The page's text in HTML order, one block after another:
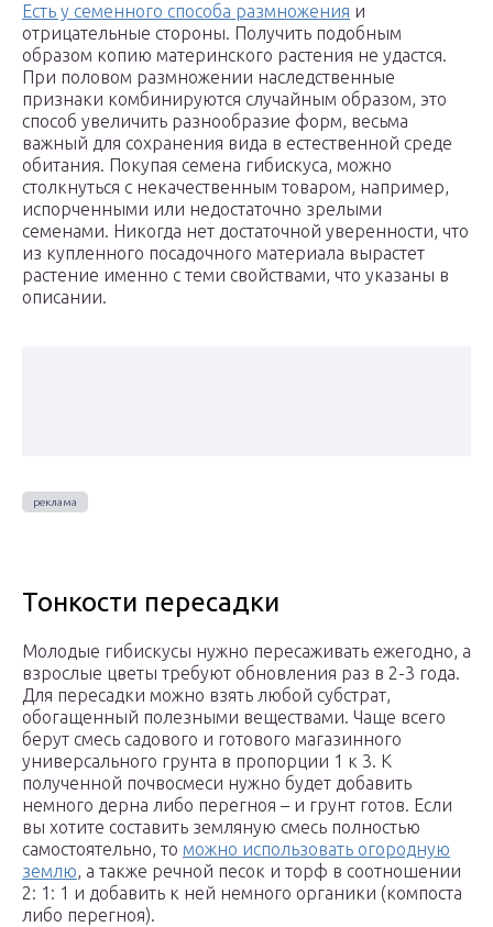
Есть у семенного способа размножения и
отрицательные стороны. Получить подобным
образом копию материнского растения не удастся.
При половом размножении наследственные
признаки комбинируются случайным образом, это
способ увеличить разнообразие форм, весьма
важный для сохранения вида в естественной среде
обитания. Покупая семена гибискуса, можно
столкнуться с некачественным товаром, например,
испорченными или недостаточно зрелыми
семенами. Никогда нет достаточной уверенности, что
из купленного посадочного материала вырастет
растение именно с теми свойствами, что указаны в
описании.
Тонкости пересадки
Молодые гибискусы нужно пересаживать ежегодно, а
взрослые цветы требуют обновления раз в 2-3 года.
Для пересадки можно взять любой субстрат,
обогащенный полезными веществами. Чаще всего
берут смесь садового и готового магазинного
универсального грунта в пропорции 1 к 3. К
полученной почвосмеси нужно будет добавить
немного дерна либо перегноя – и грунт готов. Если
вы хотите составить земляную смесь полностью
самостоятельно, то можно использовать огородную
землю, а также речной песок и торф в соотношении
2: 1: 1 и добавить к ней немного органики (компоста
либо перегноя).